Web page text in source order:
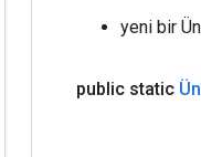
yeni bir
public static